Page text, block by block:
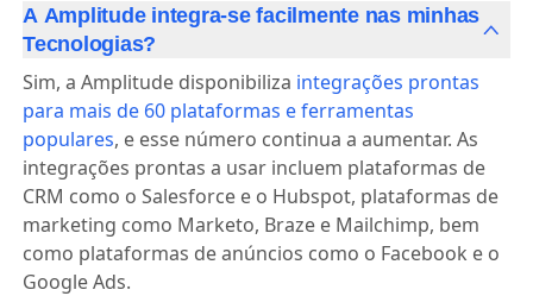
A Amplitude integra-se facilmente nas minhas
Tecnologias?
Sim, a Amplitude disponibiliza integrações prontas
para mais de 60 plataformas e ferramentas
populares, e esse número continua a aumentar. As
integrações prontas a usar incluem plataformas de
CRM como o Salesforce e o Hubspot, plataformas de
marketing como Marketo, Braze e Mailchimp, bem
como plataformas de anúncios como o Facebook e o
Google Ads.